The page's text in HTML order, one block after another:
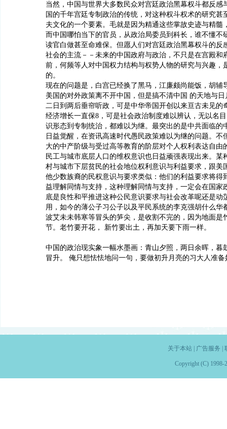
当然，中国与世界大多数民众对宫廷政治黑幕权斗都反感
国的千年宫廷专制政治的传统，对这种权斗权术的研究甚
夫文化的一个要素。毛就是因为精通这些掌故史迹与精髓
而中国哪怕当下的官员，从政治局委员到科长，谁不懂不
读官白做甚至命难保。但愿人们对宫廷政治黑幕权斗的反
社会的主流－－未来的中国政府与政治，不只是在宫殿和
前，何频等人对中国权力结构与权势人物的研究与兴趣，
的。
现在的问题是，白宫已经换了黑马，江廉颇尚能饭，胡辅
美国的对外政策离不开中国，但是搞不清中国 的天地与
二日到两后垂帘听政，可是中华帝国开创以来亘古未见的
经济增长一直保8，可是社会政治制度难以辨认，无以名
识形态到专制统治，都难以为继。最突出的是中共面临的
日益觉醒，在资讯高速时代愚民政策难以为继的问题。不
大的中产阶级与受过高等教育的阶层对个人权利表达自由
民工与城市底层人口的维权意识也日益顽强表现出来。某
村与城市下层贫民的社会地位权利意识与利益要求，跟美
他少数族裔的民权意识与要求类似：他们的利益要求将得
益理解同情与支持，这种理解同情与支持，一定会在国家
底是良性和平推进这种公民意识要求与社会改革呢还是动
用，如今的薄公子习公子以及平民系统的李克强胡什么华
波艾未未韩寒等冒头的笋尖，是收割不完的，因为地面是
节。老竹要开花， 新竹要出土，再加天要下雨一样。
中国的政治现实象一幅水墨画：青山夕照，两日余晖，暮
冒升。 俺只想怯怯地问一句，要做初升月亮的习大人准备
关于本站| 广告服务
Copyright (C) 1998-